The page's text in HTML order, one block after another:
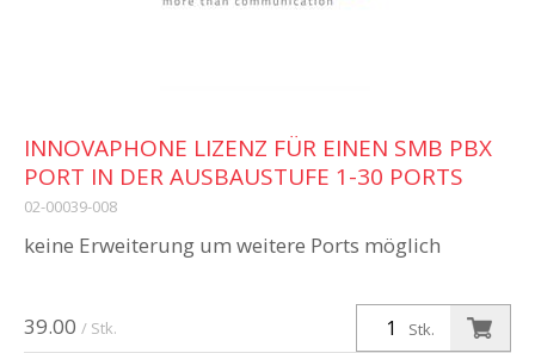
39.00 / Stk. Stk.
INNOVAPHONE LIZENZ FÜR EINEN SMB PBX
PORT IN DER AUSBAUSTUFE 1-30 PORTS
02-00039-008
keine Erweiterung um weitere Ports möglich